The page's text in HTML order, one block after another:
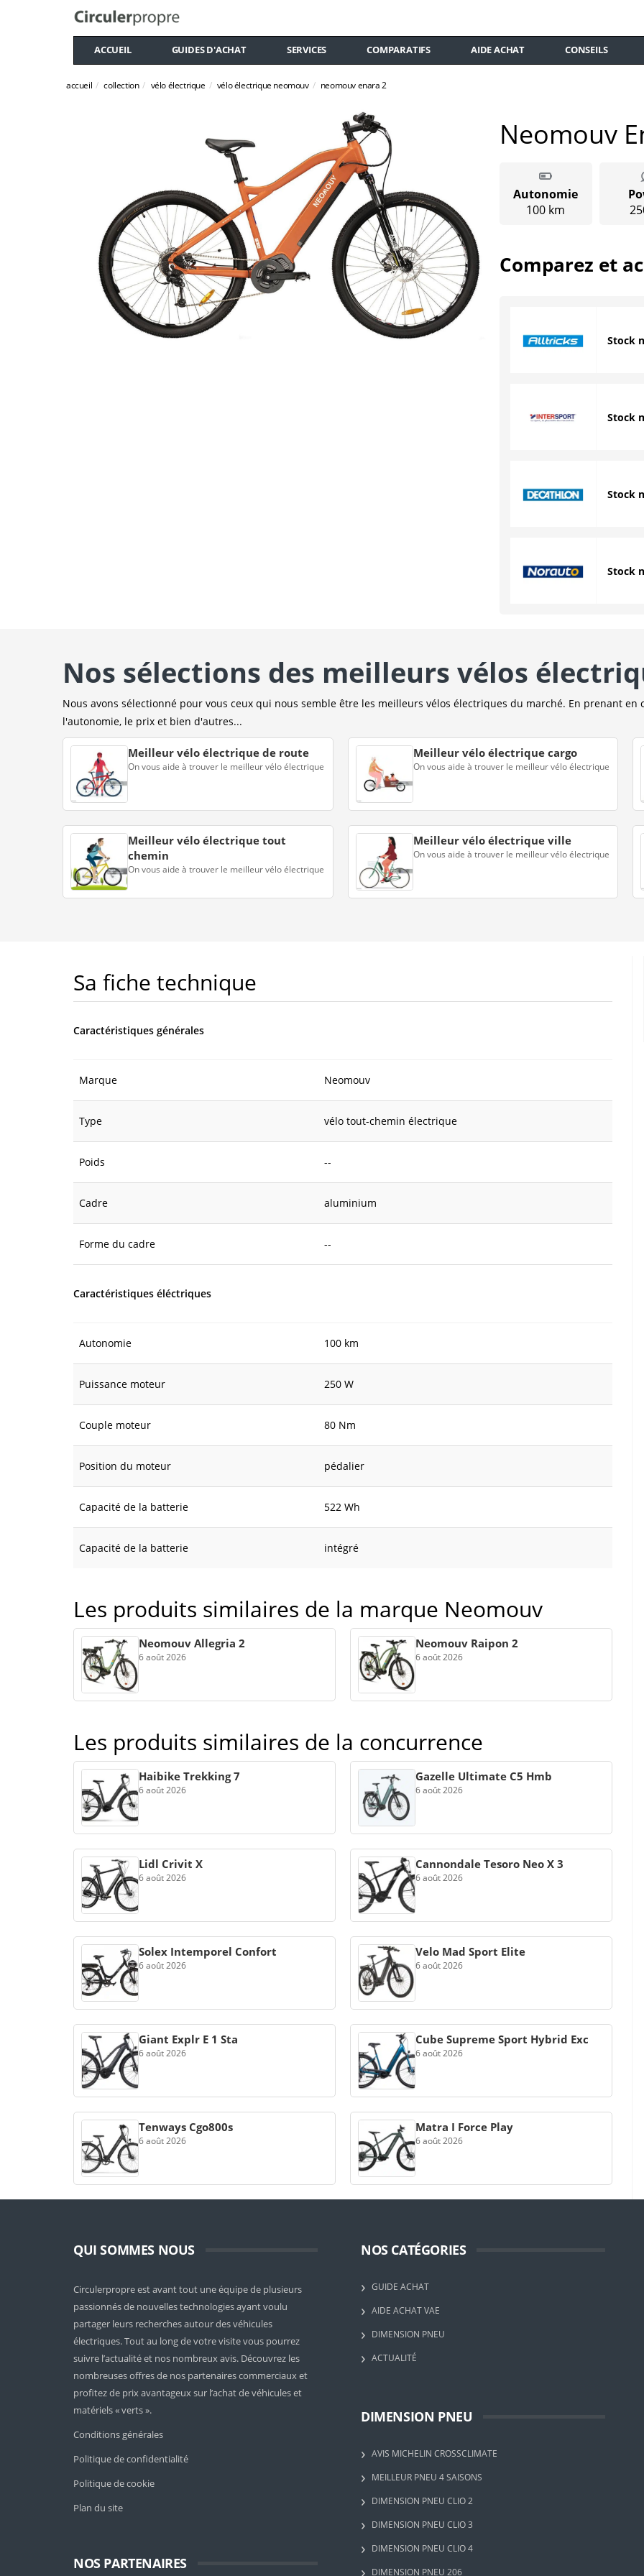
ACCUEIL GUIDES D'ACHAT SERVICES COMPARATIFS AIDE ACHAT CONSEILS
accueil collection vélo électrique vélo électrique neomouv neomouv enara 2
Neomouv
Autonomie
100 km
Comparez et
Stock
Stock
Stock
Stock
Nos sélections des meilleurs vélos
Nous avons sélectionné pour vous ceux qui nous semble être les meilleurs vélos électriques du marché. En prenant
l'autonomie, le prix et bien d'autres...
Meilleur vélo électrique de route
On vous aide à trouver le meilleur vélo électrique
Meilleur vélo électrique cargo
On vous aide à trouver le meilleur vélo électrique
Meilleur vélo électrique tout
chemin
On vous aide à trouver le meilleur vélo électrique
Meilleur vélo électrique ville
On vous aide à trouver le meilleur vélo électrique
Sa fiche technique
Caractéristiques générales
Marque Neomouv
Type vélo tout-chemin électrique
Poids --
Cadre aluminium
Forme du cadre --
Caractéristiques éléctriques
Autonomie 100 km
Puissance moteur 250 W
Couple moteur 80 Nm
Position du moteur pédalier
Capacité de la batterie 522 Wh
Capacité de la batterie intégré
Les produits similaires de la marque Neomouv
Neomouv Allegria 2
6 août 2026
Neomouv Raipon 2
6 août 2026
Les produits similaires de la concurrence
Haibike Trekking 7
6 août 2026
Gazelle Ultimate C5 Hmb
6 août 2026
Lidl Crivit X
6 août 2026
Cannondale Tesoro Neo X 3
6 août 2026
Solex Intemporel Confort
6 août 2026
Velo Mad Sport Elite
6 août 2026
Giant Explr E 1 Sta
6 août 2026
Cube Supreme Sport Hybrid Exc
6 août 2026
Tenways Cgo800s
6 août 2026
Matra I Force Play
6 août 2026
QUI SOMMES NOUS
Circulerpropre est avant tout une équipe de plusieurs
passionnés de nouvelles technologies ayant voulu
partager leurs recherches autour des véhicules
électriques. Tout au long de votre visite vous pourrez
suivre l’actualité et nos nombreux avis. Découvrez les
nombreuses offres de nos partenaires commerciaux et
profitez de prix avantageux sur l’achat de véhicules et
matériels « verts ».
Conditions générales
Politique de confidentialité
Politique de cookie
Plan du site
NOS PARTENAIRES
NOS CATÉGORIES
GUIDE ACHAT
AIDE ACHAT VAE
DIMENSION PNEU
ACTUALITÉ
DIMENSION PNEU
AVIS MICHELIN CROSSCLIMATE
MEILLEUR PNEU 4 SAISONS
DIMENSION PNEU CLIO 2
DIMENSION PNEU CLIO 3
DIMENSION PNEU CLIO 4
DIMENSION PNEU 206